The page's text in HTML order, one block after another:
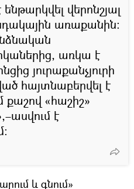
վերոնշյալ
առաքանին:
առկա է
յուրաքանչյուրի
հայտնաբերվել է
քաշով «հաշիշ»
է
և գնում»